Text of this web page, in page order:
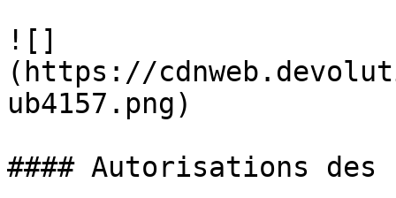
![]
(https://
ub4157.png)
#### Autorisations